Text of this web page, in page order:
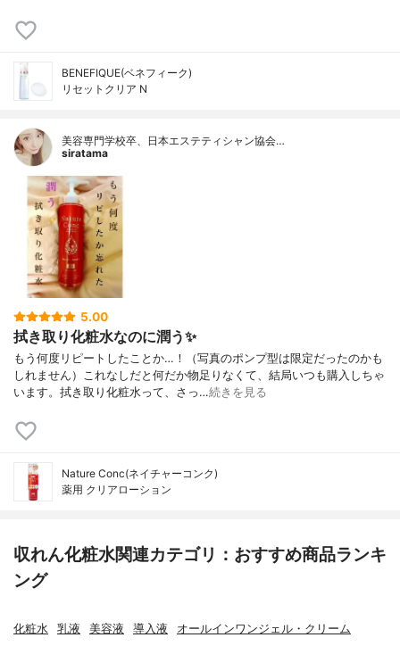
BENEFIQUE(ベネフィーク)
リセットクリア N
美容専門学校卒、日本エステティシャン協会…
siratama
5.00
拭き取り化粧水なのに潤う✨
もう何度リピートしたことか…！（写真のポンプ型は限定だったのかも
しれません）これなしだと何だか物足りなくて、結局いつも購入しちゃ
います。拭き取り化粧水って、さっ…続きを見る
Nature Conc(ネイチャーコンク)
薬用 クリアローション
収れん化粧水関連カテゴリ：おすすめ商品ランキ
ング
化粧水 乳液 美容液 導入液 オールインワンジェル・クリーム